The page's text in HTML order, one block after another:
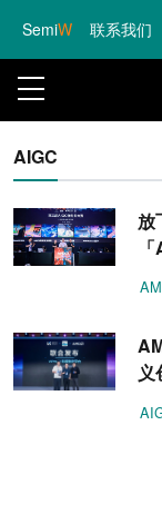
SemiW 联系我们
AIGC
放